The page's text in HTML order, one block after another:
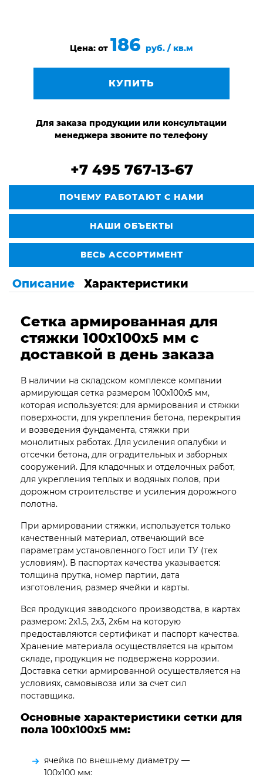
Цена: от 186 руб. / кв.м
КУПИТЬ
Для заказа продукции или консультации
менеджера звоните по телефону
+7 495 767-13-67
ПОЧЕМУ РАБОТАЮТ С НАМИ
НАШИ ОБЪЕКТЫ
ВЕСЬ АССОРТИМЕНТ
Описание Характеристики
Сетка армированная для
стяжки 100х100х5 мм с
доставкой в день заказа
В наличии на складском комплексе компании
армирующая сетка размером 100х100х5 мм,
которая используется: для армирования и стяжки
поверхности, для укрепления бетона, перекрытия
и возведения фундамента, стяжки при
монолитных работах. Для усиления опалубки и
отсечки бетона, для оградительных и заборных
сооружений. Для кладочных и отделочных работ,
для укрепления теплых и водяных полов, при
дорожном строительстве и усиления дорожного
полотна.
При армировании стяжки, используется только
качественный материал, отвечающий все
параметрам установленного Гост или ТУ (тех
условиям). В паспортах качества указывается:
толщина прутка, номер партии, дата
изготовления, размер ячейки и карты.
Вся продукция заводского производства, в картах
размером: 2х1.5, 2х3, 2х6м на которую
предоставляются сертификат и паспорт качества.
Хранение материала осуществляется на крытом
складе, продукция не подвержена коррозии.
Доставка сетки армированной осуществляется на
условиях, самовывоза или за счет сил
поставщика.
Основные характеристики сетки для
пола 100х100х5 мм:
ячейка по внешнему диаметру —
100х100 мм;